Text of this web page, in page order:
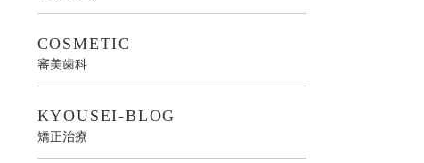
COSMETIC
審美歯科
KYOUSEI-BLOG
矯正治療